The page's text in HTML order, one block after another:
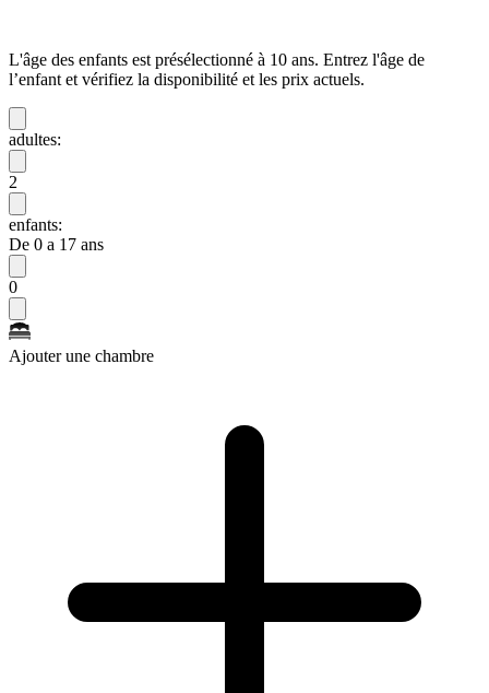
L'âge des enfants est présélectionné à 10 ans. Entrez l'âge de
l’enfant et vérifiez la disponibilité et les prix actuels.
adultes:
2
enfants:
De 0 a 17 ans
0
Ajouter une chambre